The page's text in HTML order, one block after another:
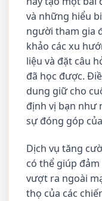
và những hiểu
người tham gia
khảo các xu
liệu và đặt câu
đã học được.
dung giữ cho
định vị bạn như
sự đóng góp
Dịch vụ tăng
có thể giúp
vượt ra ngoài
thọ của các